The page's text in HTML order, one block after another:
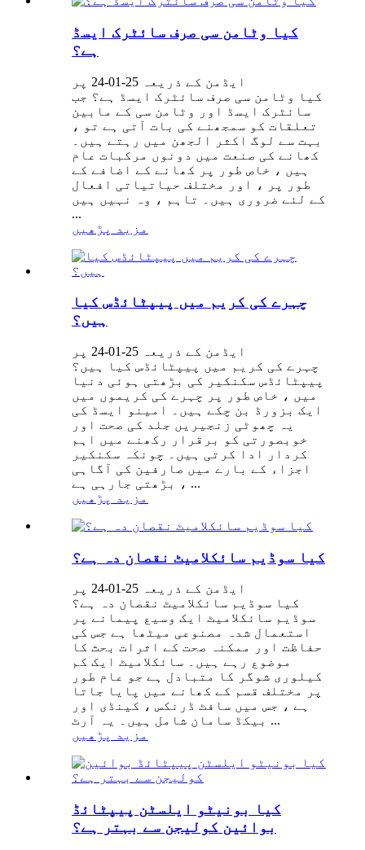
کیا وٹامن سی صرف سائٹرک ایسڈ
ہے؟
ایڈمن کے ذریعہ 25-01-24 پر
کیا وٹامن سی صرف سائٹرک ایسڈ ہے؟ جب
سائٹرک ایسڈ اور وٹامن سی کے مابین
تعلقات کو سمجھنے کی بات آتی ہے تو ،
بہت سے لوگ اکثر الجھن میں رہتے ہیں۔
کھانے کی صنعت میں دونوں مرکبات عام
ہیں ، خاص طور پر کھانے کے اضافے کے
طور پر ، اور مختلف حیاتیاتی افعال
کے لئے ضروری ہیں۔ تاہم ، وہ نہیں ہیں
...
مزید پڑھیں
چہرے کی کریم میں پیپٹائڈس کیا
ہیں؟
ایڈمن کے ذریعہ 25-01-24 پر
چہرے کی کریم میں پیپٹائڈس کیا ہیں؟
پیپٹائڈس سکنکیر کی بڑھتی ہوئی دنیا
میں ، خاص طور پر چہرے کی کریموں میں
ایک بزورڈ بن چکے ہیں۔ امینو ایسڈ کی
یہ چھوٹی زنجیریں جلد کی صحت اور
خوبصورتی کو برقرار رکھنے میں اہم
کردار ادا کرتی ہیں۔ چونکہ سکنکیر
اجزاء کے بارے میں صارفین کی آگاہی
بڑھتی جارہی ہے ، ...
مزید پڑھیں
کیا سوڈیم سائکلامیٹ نقصان دہ ہے؟
ایڈمن کے ذریعہ 25-01-24 پر
کیا سوڈیم سائکلامیٹ نقصان دہ ہے؟
سوڈیم سائکلامیٹ ایک وسیع پیمانے پر
استعمال شدہ مصنوعی میٹھا ہے جس کی
حفاظت اور ممکنہ صحت کے اثرات بحث کا
موضوع رہے ہیں۔ سائکلامیٹ ایک کم
کیلوری شوگر کا متبادل ہے جو عام طور
پر مختلف قسم کے کھانے میں پایا جاتا
ہے ، جس میں سافٹ ڈرنکس ، کینڈی اور
بیکڈ سامان شامل ہیں۔ یہ آرٹ ...
مزید پڑھیں
کیا بونیٹو ایلسٹن پیپٹائڈ
بوائین کولیجن سے بہتر ہے؟